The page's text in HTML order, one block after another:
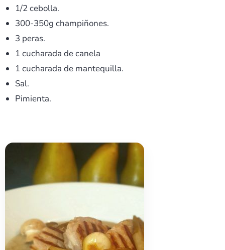
1/2 cebolla.
300-350g champiñones.
3 peras.
1 cucharada de canela
1 cucharada de mantequilla.
Sal.
Pimienta.